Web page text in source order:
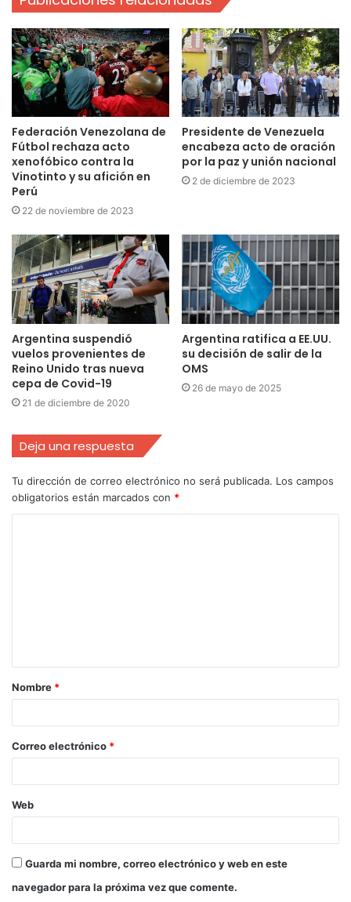
Federación Venezolana de
Fútbol rechaza acto
xenofóbico contra la
Vinotinto y su afición en
Perú
22 de noviembre de 2023
Presidente de Venezuela
encabeza acto de oración
por la paz y unión nacional
2 de diciembre de 2023
Argentina suspendió
vuelos provenientes de
Reino Unido tras nueva
cepa de Covid-19
21 de diciembre de 2020
Argentina ratifica a EE.UU.
su decisión de salir de la
OMS
26 de mayo de 2025
Deja una respuesta
Tu dirección de correo electrónico no será publicada. Los campos
obligatorios están marcados con *
Nombre *
Correo electrónico *
Web
Guarda mi nombre, correo electrónico y web en este
navegador para la próxima vez que comente.